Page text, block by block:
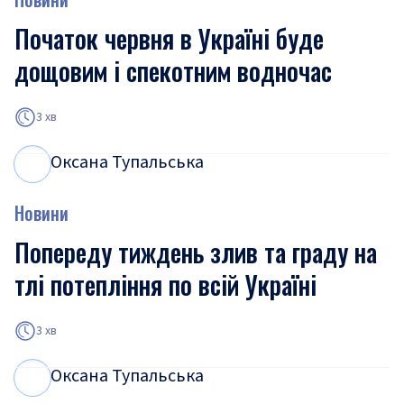
Початок червня в Україні буде
дощовим і спекотним водночас
3 хв
Оксана Тупальська
Новини
Попереду тиждень злив та граду на
тлі потепління по всій Україні
3 хв
Оксана Тупальська